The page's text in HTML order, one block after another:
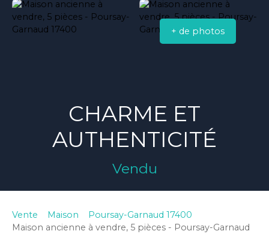
Estimation
+ de photos
CHARME ET
AUTHENTICITÉ
Vendu
Vente Maison
Poursay-Garnaud 17400
Maison ancienne à vendre, 5 pièces - Poursay-Garnaud